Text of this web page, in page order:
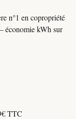
n°1 en copropriété
économie kWh sur
TTC